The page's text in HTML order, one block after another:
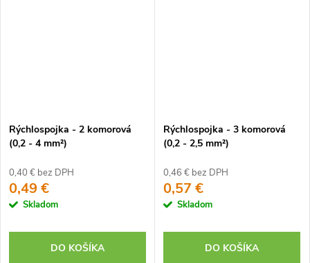
Rýchlospojka - 2 komorová
(0,2 - 4 mm²)
0,40 € bez DPH
0,49 €
Skladom
DO KOŠÍKA
Rýchlospojka - 3 komorová
(0,2 - 2,5 mm²)
0,46 € bez DPH
0,57 €
Skladom
DO KOŠÍKA